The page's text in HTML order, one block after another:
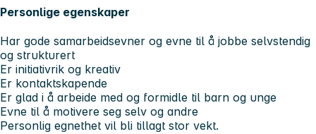
Personlige egenskaper
Har gode samarbeidsevner og evne til å jobbe selvstendig
og strukturert
Er initiativrik og kreativ
Er kontaktskapende
Er glad i å arbeide med og formidle til barn og unge
Evne til å motivere seg selv og andre
Personlig egnethet vil bli tillagt stor vekt.